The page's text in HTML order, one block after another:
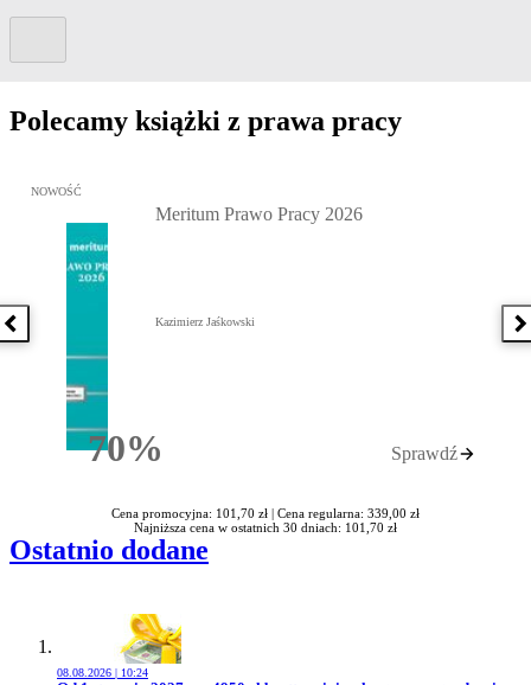
Polecamy książki z prawa pracy
Poprzednia książka
Przejdź do: Meritum Prawo Pracy 2026, Kazimierz Jaśkowski -
NOWOŚĆ
70%Rabatu
Meritum Prawo Pracy 2026
Kazimierz Jaśkowski
Sprawdź
Cena promocyjna: 101,70 zł | Cena regularna: 339,00 zł
Najniższa cena w ostatnich 30 dniach: 101,70 zł
Ostatnio dodane
08.08.2026 | 10:24